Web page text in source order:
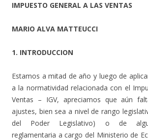
IMPUESTO GENERAL A LAS VENTAS
MARIO ALVA MATTEUCCI
1. INTRODUCCION
Estamos a mitad de año y luego de
a la normatividad relacionada con el
Ventas – IGV, apreciamos que aún
ajustes, bien sea a nivel de rango
del Poder Legislativo) o de
reglamentaria a cargo del Ministerio de